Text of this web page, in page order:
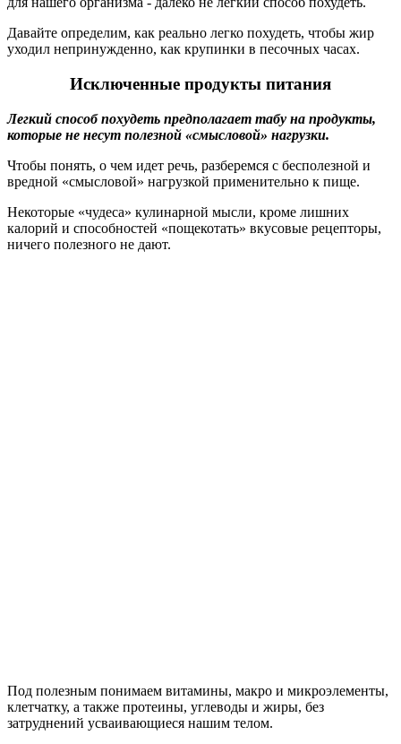
Давайте определим, как реально легко похудеть, чтобы жир
уходил непринужденно, как крупинки в песочных часах.
Исключенные продукты питания
Легкий способ похудеть предполагает табу на продукты,
которые не несут полезной «смысловой» нагрузки.
Чтобы понять, о чем идет речь, разберемся с бесполезной и
вредной «смысловой» нагрузкой применительно к пище.
Некоторые «чудеса» кулинарной мысли, кроме лишних
калорий и способностей «пощекотать» вкусовые рецепторы,
ничего полезного не дают.
Под полезным понимаем витамины, макро и микроэлементы,
клетчатку, а также протеины, углеводы и жиры, без
затруднений усваивающиеся нашим телом.